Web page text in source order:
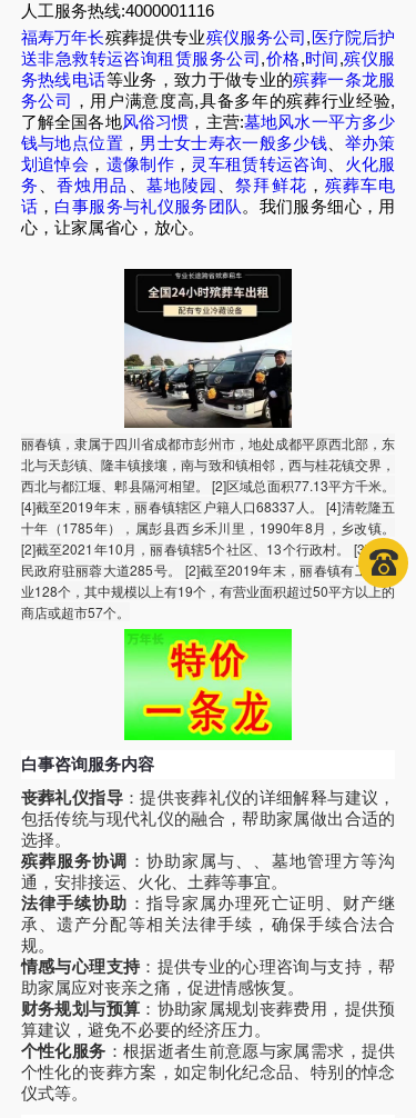
人工服务热线:4000001116
福寿万年长殡葬提供专业殡仪服务公司,医疗院后护
送非急救转运咨询租赁服务公司,价格,时间,殡仪服
务热线电话等业务，致力于做专业的殡葬一条龙服
务公司 ，用户满意度高,具备多年的殡葬行业经验,
了解全国各地风俗习惯 ，主营:墓地风水一平方多少
钱与地点位置， 男士女士寿衣一般多少钱
举办策
划追悼会 ， 遗像制作， 灵车租赁转运咨询
火化服
务
香烛用品 墓地陵园 、祭拜鲜花 ， 殡葬车电
话 ， 白事服务与礼仪服务团队 。我们服务细心，用
心，让家属省心，放心。
丽春镇，隶属于四川省成都市彭州市，地处成都平原西北部，东
北与天彭镇、隆丰镇接壤，南与致和镇相邻，西与桂花镇交界，
西北与都江堰、郫县隔河相望。 [2]区域总面积77.13平方千米。
[4]截至2019年末，丽春镇辖区户籍人口68337人。 [4]清乾隆五
十年（1785年），属彭县西乡禾川里，1990年8月，乡改镇。
[2]截至2021年10月，丽春镇辖5个社区、13个行政村。 [3]镇人
民政府驻丽蓉大道285号。 [2]截至2019年末，丽春镇有工业企
业128个，其中规模以上有19个，有营业面积超过50平方以上的
商店或超市57个。
白事咨询服务内容
丧葬礼仪指导：提供丧葬礼仪的详细解释与建议，
包括传统与现代礼仪的融合，帮助家属做出合适的
选择。
殡葬服务协调
：协助家属与、、墓地管理方等沟
通，安排接运、火化、土葬等事宜。
法律手续协助 ：指导家属办理死亡证明、财产继
承、遗产分配等相关法律手续，确保手续合法合
规。
情感与心理支持：提供专业的心理咨询与支持，帮
助家属应对丧亲之痛，促进情感恢复。
财务规划与预算 ：协助家属规划丧葬费用，提供预
算建议，避免不必要的经济压力。
个性化服务 ：根据逝者生前意愿与家属需求，提供
个性化的丧葬方案，如定制化纪念品、特别的悼念
仪式等。